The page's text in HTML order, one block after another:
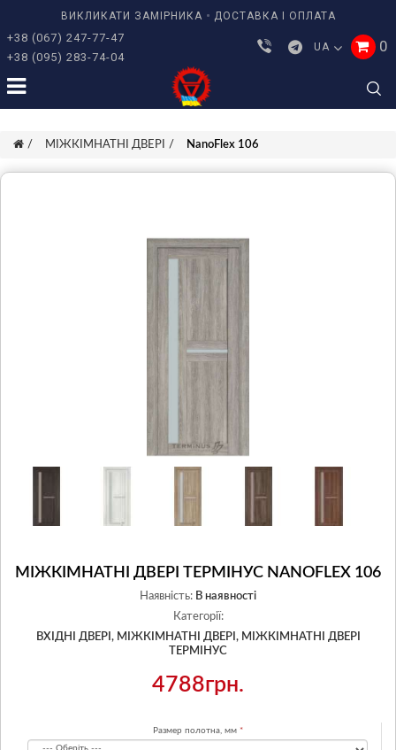
ВИКЛИКАТИ ЗАМІРНИКА ДОСТАВКА І ОПЛАТА
+38 (067) 247-77-47
+38 (095) 283-74-04
UA 0
МІЖКІМНАТНІ ДВЕРІ NanoFlex 106
МІЖКІМНАТНІ ДВЕРІ ТЕРМІНУС NANOFLEX 106
Наявність: В наявності
Категорії:
ВХІДНІ ДВЕРІ, МІЖКІМНАТНІ ДВЕРІ, МІЖКІМНАТНІ ДВЕРІ
ТЕРМІНУС
4788грн.
Размер полотна, мм